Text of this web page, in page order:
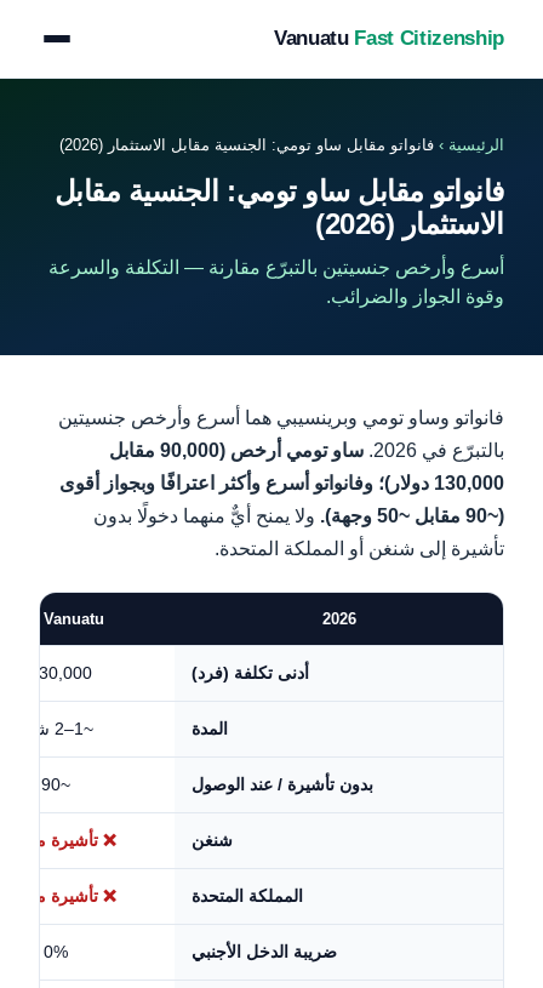
Vanuatu Fast Citizenship
الرئيسية › فانواتو مقابل ساو تومي: الجنسية مقابل الاستثمار (2026)
فانواتو مقابل ساو تومي: الجنسية مقابل
الاستثمار (2026)
أسرع وأرخص جنسيتين بالتبرّع مقارنة — التكلفة والسرعة
وقوة الجواز والضرائب.
فانواتو وساو تومي وبرينسيبي هما أسرع وأرخص جنسيتين
بالتبرّع في 2026.
ساو تومي أرخص (90,000 مقابل
130,000 دولار)؛ وفانواتو أسرع وأكثر اعترافًا وبجواز أقوى
(~90 مقابل ~50 وجهة).
ولا يمنح أيٌّ منهما دخولًا بدون
تأشيرة إلى شنغن أو المملكة المتحدة.
2026
🇻🇺 Vanuatu
أدنى تكلفة (فرد) $130,000
المدة ~1–2 شهر
بدون تأشيرة / عند الوصول ~90
شنغن ❌ تأشيرة
المملكة المتحدة ❌ تأشيرة
ضريبة الدخل الأجنبي 0%